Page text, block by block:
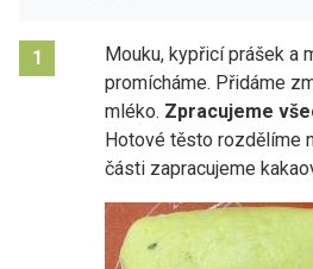
1
Mouku, kypřicí prášek a
promícháme. Přidáme
mléko. Zpracujeme
Hotové těsto rozdělíme
části zapracujeme